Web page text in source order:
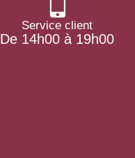
Service client
De 14h00 à 19h00